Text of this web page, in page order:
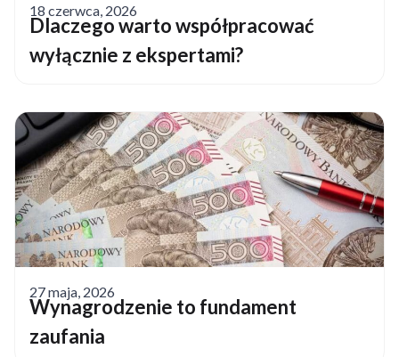
18 czerwca, 2026
Dlaczego warto współpracować
wyłącznie z ekspertami?
27 maja, 2026
Wynagrodzenie to fundament
zaufania